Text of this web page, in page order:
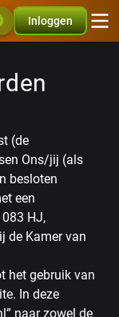
Inloggen
(de
Ons/jij (als
besloten
een
HJ,
de Kamer van
het gebruik van
In deze
naar zowel de